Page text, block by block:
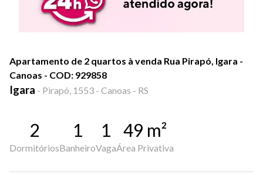
Apartamento de 2 quartos à venda Rua Pirapó, Igara -
Canoas - COD: 929858
Igara - Pirapó, 1553 - Canoas - RS
2
Dormitórios
1
Banheiro
1
Vaga
49 m²
Área Privativa